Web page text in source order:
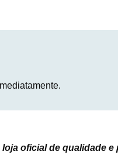
loja oficial de qualidade